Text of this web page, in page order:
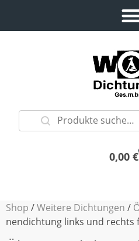
0,00 €
Shop /Weitere Dichtungen /
nendichtung links und rechts